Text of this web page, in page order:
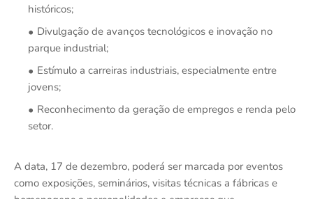
históricos;
Divulgação de avanços tecnológicos e inovação no
parque industrial;
Estímulo a carreiras industriais, especialmente entre
jovens;
Reconhecimento da geração de empregos e renda pelo
setor.
A data, 17 de dezembro, poderá ser marcada por eventos
como exposições, seminários, visitas técnicas a fábricas e